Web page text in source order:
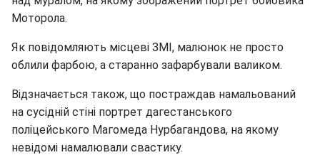
Моторола.
Як повідомляють місцеві ЗМІ, малюнок не просто
облили фарбою, а старанно зафарбували валиком.
Відзначається також, що постраждав намальований
на сусідній стіні портрет дагестанського
поліцейського Магомеда Нурбагандова, на якому
невідомі намалювали свастику.